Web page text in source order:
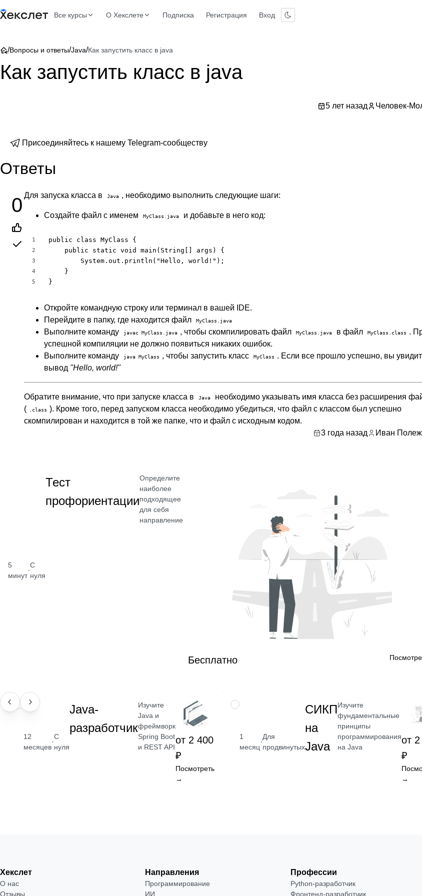
Все курсы О Хекслете Подписка Регистрация Вход
/Вопросы и ответы/Java/Как запустить класс в java
Как запустить класс в java
5 лет назад Человек-
Присоединяйтесь к нашему Telegram-сообществу
Ответы
0 Для запуска класса в Java , необходимо выполнить следующие шаги:
Создайте файл с именем MyClass.java и добавьте в него код:
1
2
3
4
5
public class MyClass {
    public static void main(String[] args) {
        System.out.println("Hello, world!");
    }
}
Откройте командную строку или терминал в вашей IDE.
Перейдите в папку, где находится файл
MyClass.java
Выполните команду javac MyClass.java , чтобы скомпилировать файл MyClass.java в файл MyClass.class .
успешной компиляции не должно появиться никаких ошибок.
Выполните команду
java MyClass , чтобы запустить класс MyClass . Если все прошло успешно, вы
вывод "Hello, world!"
Обратите внимание, что при запуске класса в Java
необходимо указывать имя класса без расширения
(
.class ). Кроме того, перед запуском класса необходимо убедиться, что файл с классом был успешно
скомпилирован и находится в той же папке, что и файл с исходным кодом.
3 года назад
Иван
5
минут
·
С
нуля
Тест
профориентации
Определите
наиболее
подходящее
для себя
направление
Бесплатно
ПРОФЕССИЯ
12
месяцев
·
С
нуля
Java-
разработчик
Изучите
Java и
фреймворк
Spring Boot
и REST API
от 2 400
₽
Посмотреть
→
НАВЫК
1
месяц
·
Для
продвинутых
СИКП
на
Java
Изучите
фундаментальные
принципы
программирования
на Java
от
₽
→
Хекслет
О нас
Отзывы
Направления
Программирование
ИИ
Профессии
Python-разработчик
Фронтенд-разработчик